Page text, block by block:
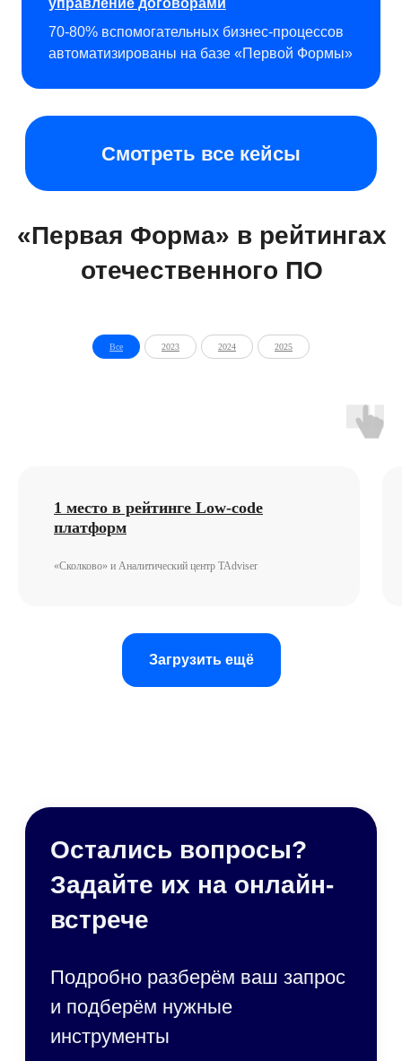
управление договорами
70-80% вспомогательных бизнес-процессов
автоматизированы на базе «Первой Формы»
Все 2023 2024 2025
1 место в рейтинге Low-code
платформ
«Сколково» и Аналитический центр TAdviser
Загрузить ещё
1
вопросы
Заполните форму.
Вам позвонит наш менеджер.
Мы соберём для вас демо-
ваши уникальные бизнес-
процессы
Решение идеально
для enterprise-компаний